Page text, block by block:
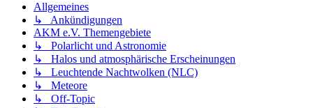
Allgemeines
↳ Ankündigungen
AKM e.V. Themengebiete
↳ Polarlicht und Astronomie
↳ Halos und atmosphärische Erscheinungen
↳ Leuchtende Nachtwolken (NLC)
↳ Meteore
↳ Off-Topic